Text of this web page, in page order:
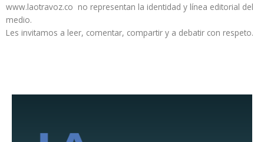
www.laotravoz.co no representan la identidad y línea editorial del
medio.
Les invitamos a leer, comentar, compartir y a debatir con respeto.